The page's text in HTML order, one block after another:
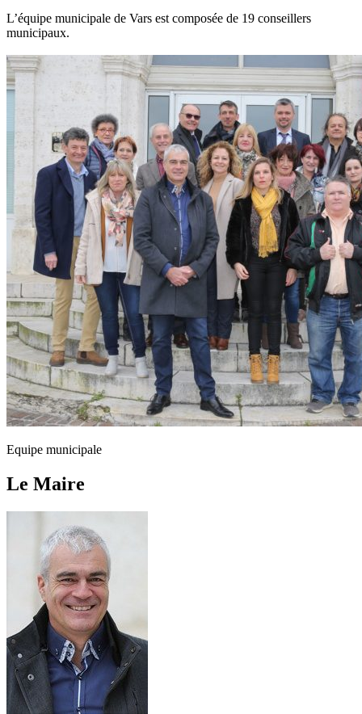
L’équipe municipale de Vars est composée de 19 conseillers
municipaux.
Equipe municipale
Le Maire